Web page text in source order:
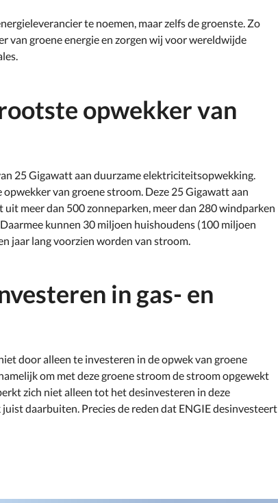
te noemen, maar zelfs de groenste. Zo
van groene energie en zorgen wij voor wereldwijde
opwekker van
25 Gigawatt aan duurzame elektriciteitsopwekking.
van groene stroom. Deze 25 Gigawatt aan
meer dan 500 zonneparken, meer dan 280 windparken
kunnen 30 miljoen huishoudens (100 miljoen
jaar lang voorzien worden van stroom.
in gas- en
door alleen te investeren in de opwek van groene
om met deze groene stroom de stroom opgewekt
zich niet alleen tot het desinvesteren in deze
daarbuiten. Precies de reden dat ENGIE desinvesteert